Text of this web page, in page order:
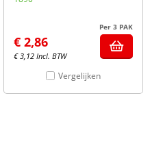
Per 3 PAK
€ 2,86
€3,12 Incl. BTW
Vergelijken